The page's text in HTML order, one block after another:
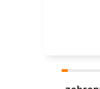
Pan